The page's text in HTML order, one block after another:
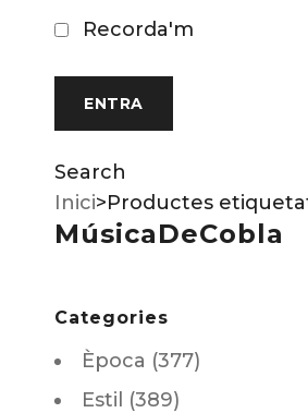
Recorda'm
Search
Inici>Productes
MúsicaDeCobla
Categories
Època (377)
Estil (389)